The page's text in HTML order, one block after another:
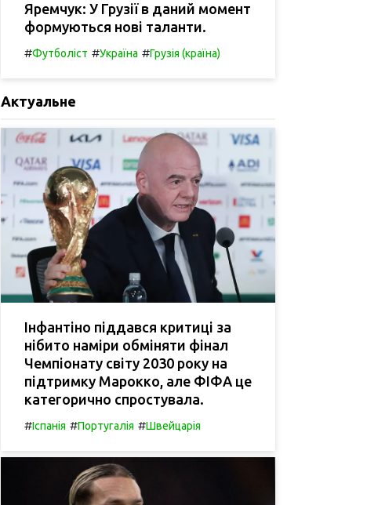
Яремчук: У Грузії в даний момент
формуються нові таланти.
#Футболіст #Україна #Грузія (країна)
Актуальне
Інфантіно піддався критиці за
нібито наміри обміняти фінал
Чемпіонату світу 2030 року на
підтримку Марокко, але ФІФА це
категорично спростувала.
#Іспанія #Португалія #Швейцарія